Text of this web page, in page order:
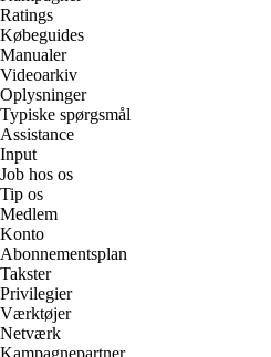
Ratings
Købeguides
Manualer
Videoarkiv
Oplysninger
Typiske spørgsmål
Assistance
Input
Job hos os
Tip os
Medlem
Konto
Abonnementsplan
Takster
Privilegier
Værktøjer
Netværk
Kampagnepartner